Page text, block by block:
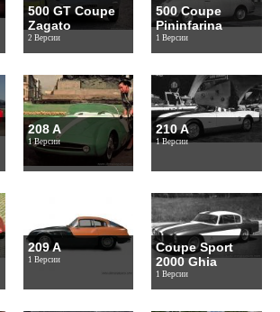
500 GT Coupe
Zagato
2 Версии
500 Coupe
Pininfarina
1 Версии
208 A
1 Версии
210 A
1 Версии
209 A
1 Версии
Coupe Sport
2000 Ghia
1 Версии